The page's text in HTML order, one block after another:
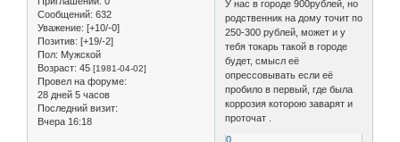
Сообщений: 632
Уважение: [+10/-0]
Позитив: [+19/-2]
Пол: Мужской
Возраст: 45 [1981-04-02]
Провел на форуме:
28 дней 5 часов
Последний визит:
Вчера 16:18
У нас в городе 900рублей, но
родственник на дому точит по
250-300 рублей, может и у
тебя токарь такой в городе
будет, смысл её
опрессовывать если её
пробило в первый, где была
коррозия которою заварят и
проточат .
0